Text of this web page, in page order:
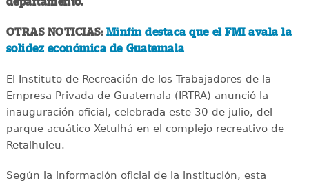
OTRAS NOTICIAS: Minfin destaca que el FMI avala la
solidez económica de Guatemala
El Instituto de Recreación de los Trabajadores de la
Empresa Privada de Guatemala (IRTRA) anunció la
inauguración oficial, celebrada este 30 de julio, del
parque acuático Xetulhá en el complejo recreativo de
Retalhuleu.
Según la información oficial de la institución, esta